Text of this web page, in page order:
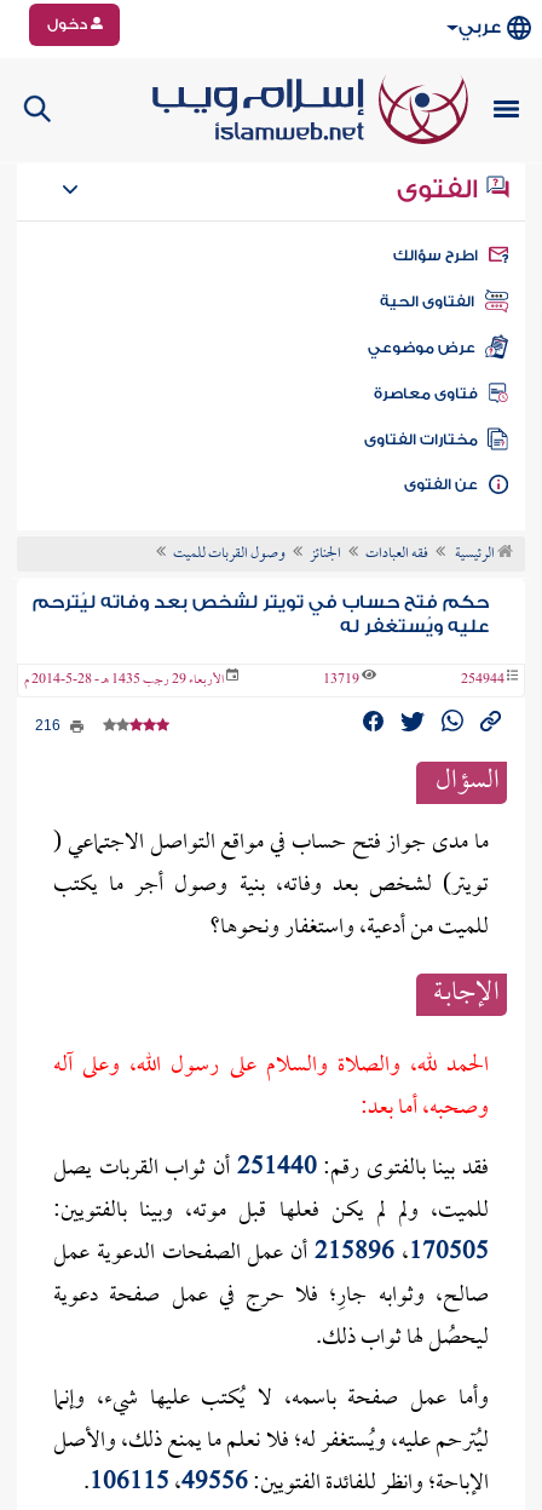
عربي دخول
الفتوى
سؤالك
الفتاوى الحية
عرض موضوعي
فتاوى معاصرة
مختارات الفتاوى
الفتوى
الرئيسية فقه العبادات الجنائز وصول القربات للميت
حكم فتح حساب في تويتر لشخص بعد وفاته ليُترحم
عليه ويُستغفر له
254944
13719 الأربعاء 29 رجب 1435 هـ - 28-5-2014 م
السؤال
ما مدى جواز فتح حساب في مواقع التواصل الاجتماعي (
تويتر) لشخص بعد وفاته، بنية وصول أجر ما يكتب
للميت من أدعية، واستغفار ونحوها؟
الإجابــة
الحمد لله، والصلاة والسلام على رسول الله، وعلى آله
وصحبه، أما بعد:
فقد بينا بالفتوى رقم:251440أن ثواب القربات يصل
للميت، ولم لم يكن فعلها قبل موته، وبينا بالفتويين:
170505،215896أن عمل الصفحات الدعوية عمل
صالح، وثوابه جارِ؛ فلا حرج في عمل صفحة دعوية
ليحصُل لها ثواب ذلك.
وأما عمل صفحة باسمه، لا يُكتب عليها شيء، وإنما
ليُترحم عليه، ويُستغفر له؛ فلا نعلم ما يمنع ذلك، والأصل
الإباحة؛ وانظر للفائدة الفتويين:49556،106115
.